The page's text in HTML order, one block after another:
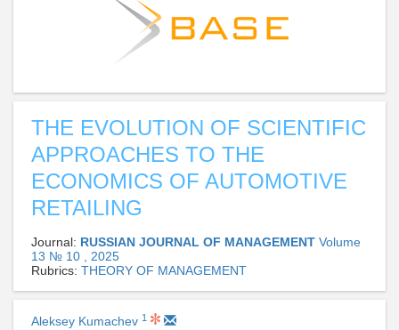
THE EVOLUTION OF SCIENTIFIC
APPROACHES TO THE
ECONOMICS OF AUTOMOTIVE
RETAILING
Journal: RUSSIAN JOURNAL OF MANAGEMENT Volume
13 № 10 , 2025
Rubrics: THEORY OF MANAGEMENT
Aleksey Kumachev 1